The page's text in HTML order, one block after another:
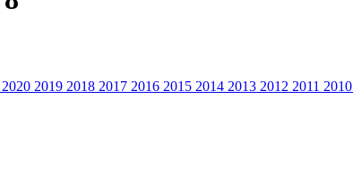
2020 2019 2018 2017 2016 2015 2014 2013 2012 2011 2010